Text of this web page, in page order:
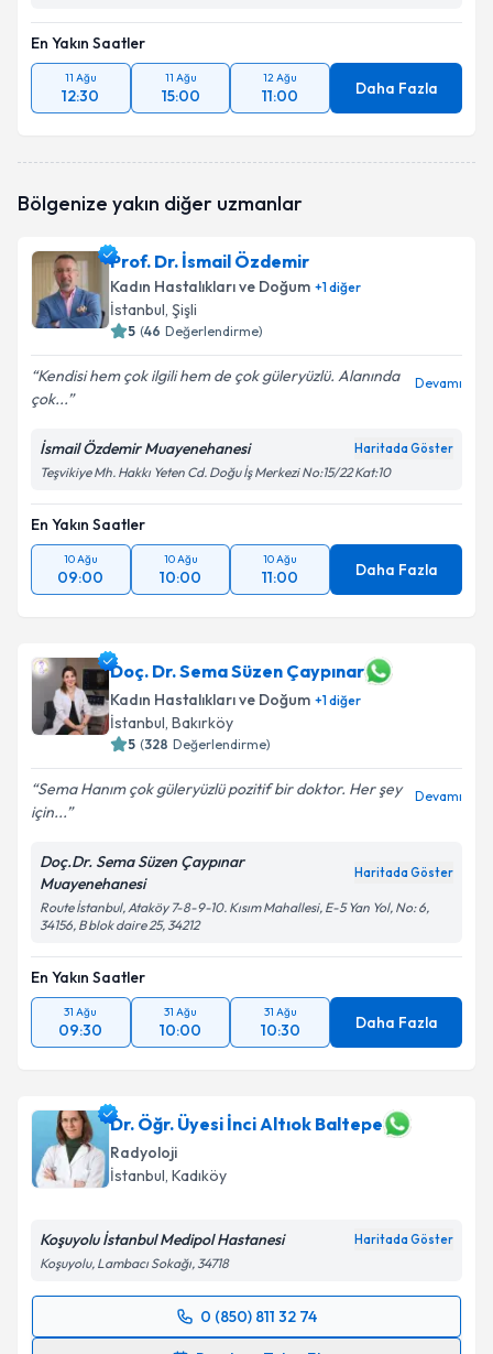
En Yakın Saatler
11 Ağu
12:30
11 Ağu
15:00
12 Ağu
11:00 Daha Fazla
Bölgenize yakın diğer uzmanlar
Prof. Dr. İsmail Özdemir
Kadın Hastalıkları ve Doğum +1diğer
İstanbul, Şişli
5 (46 Değerlendirme)
Kendisi hem çok ilgili hem de çok güleryüzlü. Alanında
çok...
Devamı
İsmail Özdemir Muayenehanesi Haritada Göster
Teşvikiye Mh. Hakkı Yeten Cd. Doğu İş Merkezi No:15/22 Kat:10
En Yakın Saatler
10 Ağu
09:00
10 Ağu
10:00
10 Ağu
11:00 Daha Fazla
Doç. Dr. Sema Süzen Çaypınar
Kadın Hastalıkları ve Doğum +1diğer
İstanbul, Bakırköy
5 (328 Değerlendirme)
Sema Hanım çok güleryüzlü pozitif bir doktor. Her şey
için...
Devamı
Doç.Dr. Sema Süzen Çaypınar
Muayenehanesi
Haritada Göster
Route İstanbul, Ataköy 7-8-9-10. Kısım Mahallesi, E-5 Yan Yol, No: 6,
34156, B blok daire 25, 34212
En Yakın Saatler
31 Ağu
09:30
31 Ağu
10:00
31 Ağu
10:30 Daha Fazla
Dr. Öğr. Üyesi İnci Altıok Baltepe
Radyoloji
İstanbul, Kadıköy
Koşuyolu İstanbul Medipol Hastanesi Haritada Göster
Koşuyolu, Lambacı Sokağı, 34718
0 (850) 811 32 74
Randevu Takvimi Talebi